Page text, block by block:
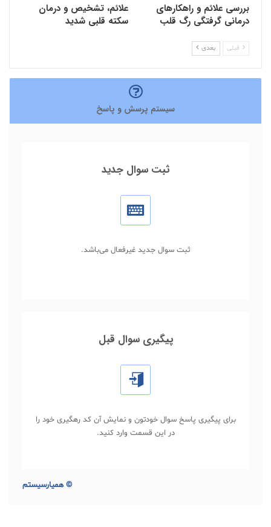
بررسی علائم و راهکارهای
درمانی گرفتگی رگ قلب
علائم، تشخیص و درمان
سکته قلبی شدید
قبلی بعدی
سیستم پرسش و پاسخ
ثبت سوال جدید
ثبت سوال جدید غیرفعال می‌باشد.
پیگیری سوال قبل
برای پیگیری پاسخ سوال خودتون و نمایش آن کد رهگیری خود را
در این قسمت وارد کنید.
© همیارسیستم